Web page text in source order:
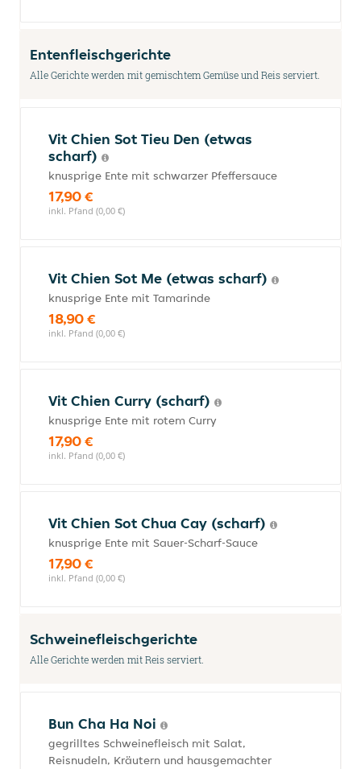
Entenfleischgerichte
Alle Gerichte werden mit gemischtem Gemüse und Reis serviert.
Vit Chien Sot Tieu Den (etwas
scharf)
knusprige Ente mit schwarzer Pfeffersauce
17,90 €
inkl. Pfand (0,00 €)
Vit Chien Sot Me (etwas scharf)
knusprige Ente mit Tamarinde
18,90 €
inkl. Pfand (0,00 €)
Vit Chien Curry (scharf)
knusprige Ente mit rotem Curry
17,90 €
inkl. Pfand (0,00 €)
Vit Chien Sot Chua Cay (scharf)
knusprige Ente mit Sauer-Scharf-Sauce
17,90 €
inkl. Pfand (0,00 €)
Schweinefleischgerichte
Alle Gerichte werden mit Reis serviert.
Bun Cha Ha Noi
gegrilltes Schweinefleisch mit Salat,
Reisnudeln, Kräutern und hausgemachter